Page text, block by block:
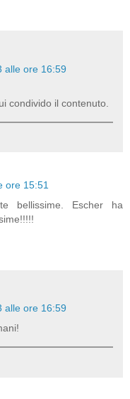
alle ore 16:59
condivido il contenuto.
ore 15:51
bellissime. Escher ha
alle ore 16:59